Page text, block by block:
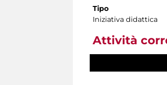
Tipo
Iniziativa didattica
Attività